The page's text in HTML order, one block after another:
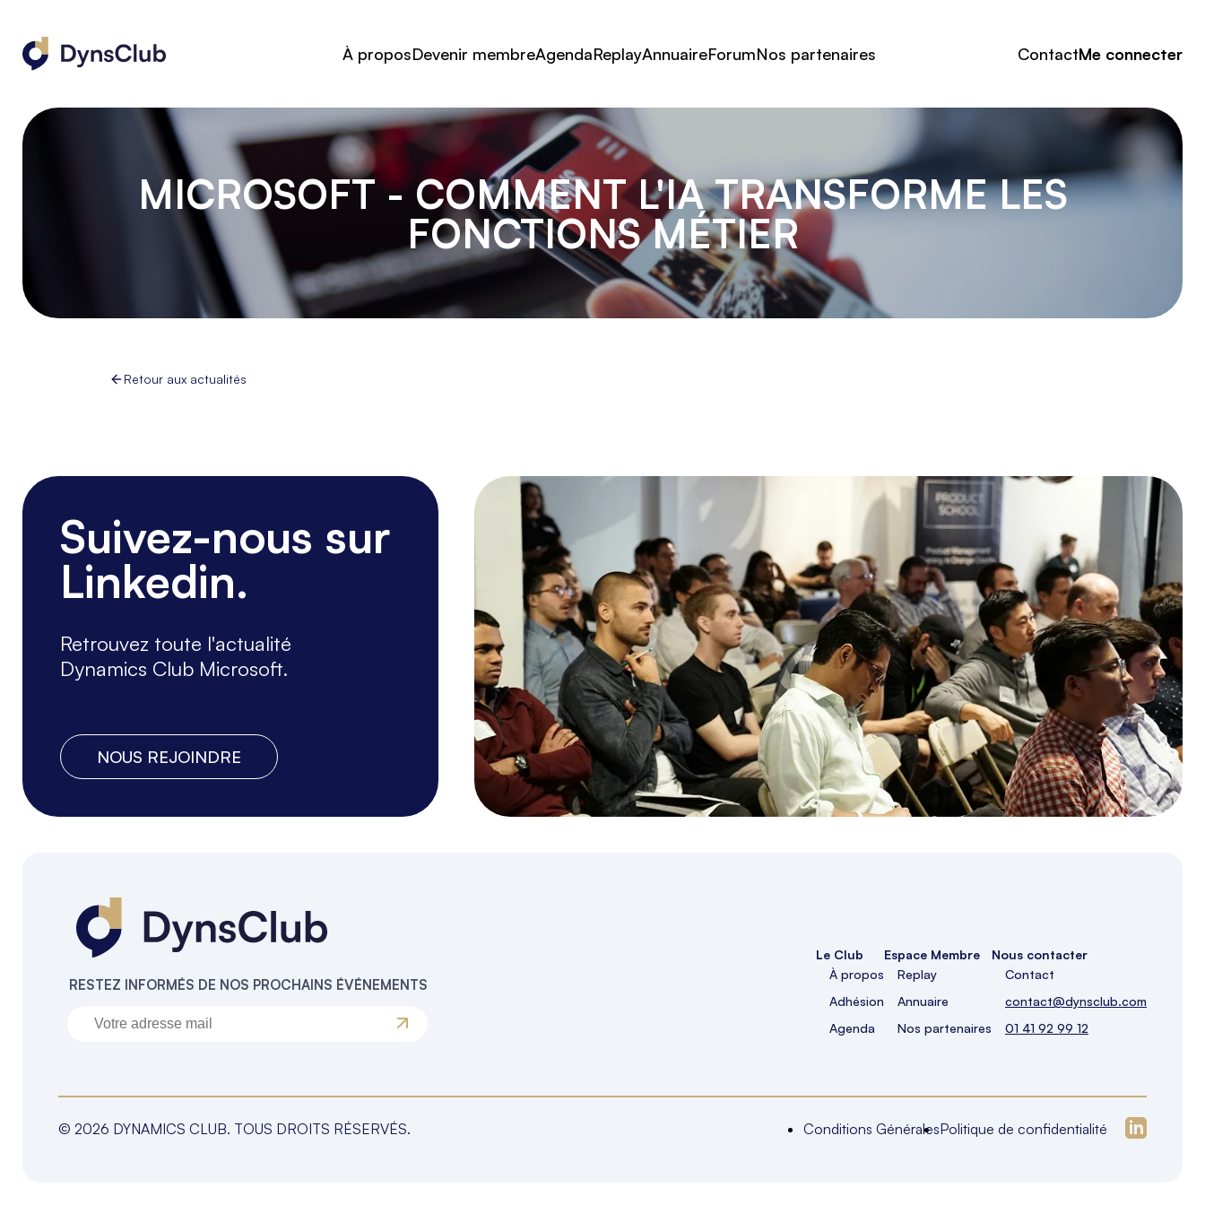
À proposDevenir membreAgendaReplayAnnuaireForumNos partenaires ContactMe connecter
MICROSOFT - COMMENT L'IA TRANSFORME LES
FONCTIONS MÉTIER
Retour aux actualités
Suivez-nous sur
Linkedin.
Retrouvez toute l'actualité
Dynamics Club Microsoft.
NOUS REJOINDRE
RESTEZ INFORMÉS DE NOS PROCHAINS ÉVÉNEMENTS
Le Club
À propos
Adhésion
Agenda
Espace Membre
Replay
Annuaire
Nos partenaires
Nous contacter
Contact
contact@dynsclub.com
01 41 92 99 12
© 2026 DYNAMICS CLUB. TOUS DROITS RÉSERVÉS. Conditions GénéralesPolitique de confidentialité